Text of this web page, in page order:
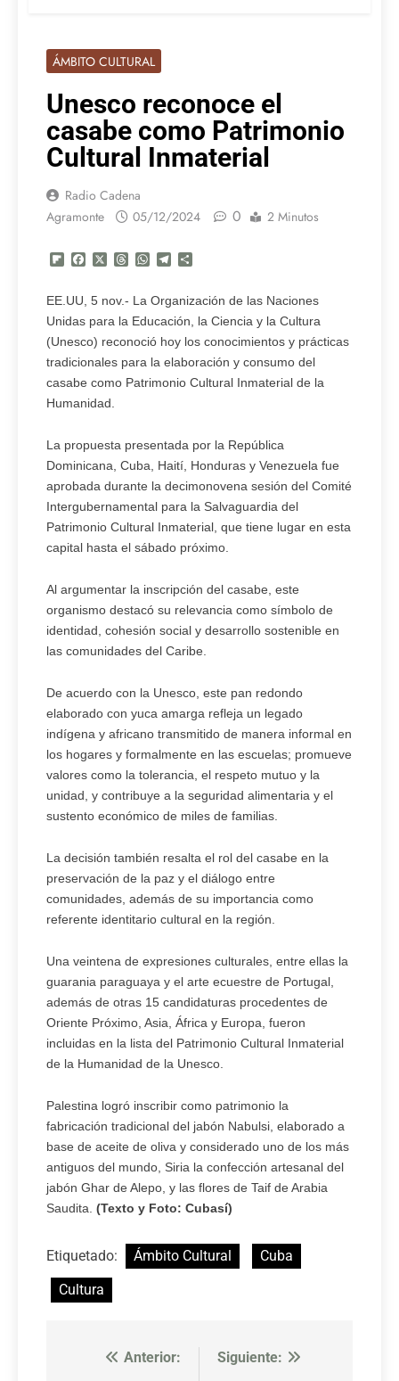
ÁMBITO CULTURAL
Unesco reconoce el
casabe como Patrimonio
Cultural Inmaterial
Radio Cadena
Agramonte
05/12/2024 0 2 Minutos
Flipboard
FacebookThreadsWhatsApp
Telegram
EE.UU, 5 nov.- La Organización de las Naciones
Unidas para la Educación, la Ciencia y la Cultura
(Unesco) reconoció hoy los conocimientos y prácticas
tradicionales para la elaboración y consumo del
casabe como Patrimonio Cultural Inmaterial de la
Humanidad.
La propuesta presentada por la República
Dominicana, Cuba, Haití, Honduras y Venezuela fue
aprobada durante la decimonovena sesión del Comité
Intergubernamental para la Salvaguardia del
Patrimonio Cultural Inmaterial, que tiene lugar en esta
capital hasta el sábado próximo.
Al argumentar la inscripción del casabe, este
organismo destacó su relevancia como símbolo de
identidad, cohesión social y desarrollo sostenible en
las comunidades del Caribe.
De acuerdo con la Unesco, este pan redondo
elaborado con yuca amarga refleja un legado
indígena y africano transmitido de manera informal en
los hogares y formalmente en las escuelas; promueve
valores como la tolerancia, el respeto mutuo y la
unidad, y contribuye a la seguridad alimentaria y el
sustento económico de miles de familias.
La decisión también resalta el rol del casabe en la
preservación de la paz y el diálogo entre
comunidades, además de su importancia como
referente identitario cultural en la región.
Una veintena de expresiones culturales, entre ellas la
guarania paraguaya y el arte ecuestre de Portugal,
además de otras 15 candidaturas procedentes de
Oriente Próximo, Asia, África y Europa, fueron
incluidas en la lista del Patrimonio Cultural Inmaterial
de la Humanidad de la Unesco.
Palestina logró inscribir como patrimonio la
fabricación tradicional del jabón Nabulsi, elaborado a
base de aceite de oliva y considerado uno de los más
antiguos del mundo, Siria la confección artesanal del
jabón Ghar de Alepo, y las flores de Taif de Arabia
Saudita. (Texto y Foto: Cubasí)
Etiquetado: Ámbito Cultural
Cuba
Cultura
Navegación
Anterior:
Siguiente: